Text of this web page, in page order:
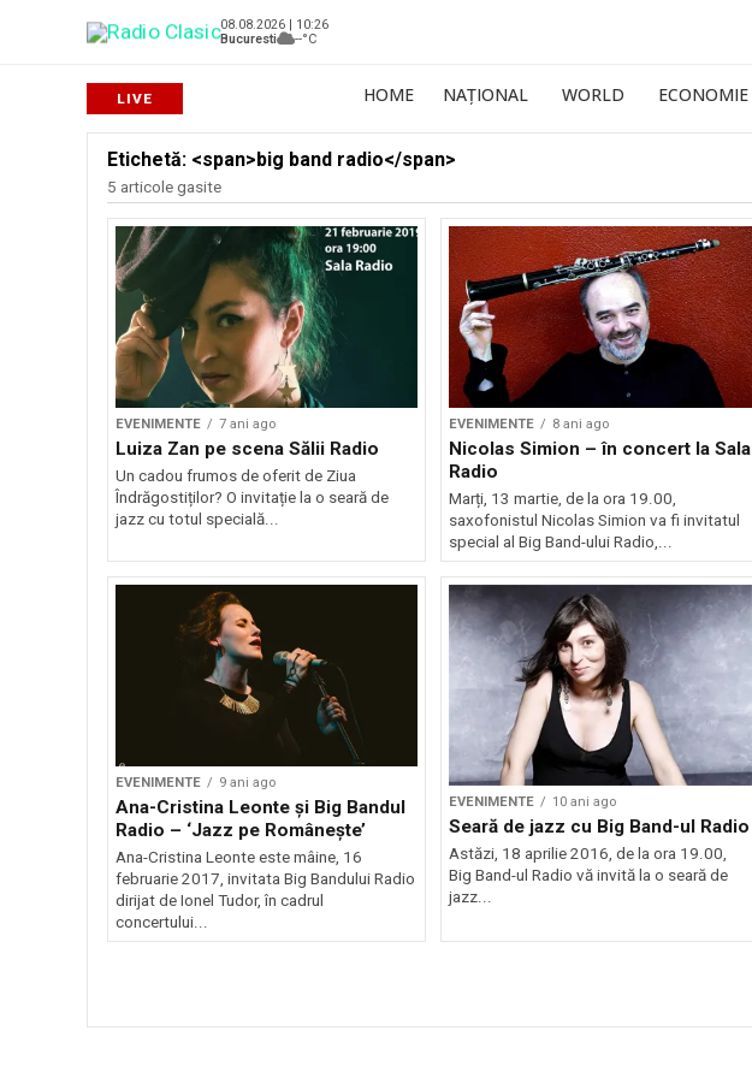
08.08.2026 | 10:26
Bucuresti
--°C
HOME NAȚIONAL WORLD ECONOMIE
Etichetă: <span>big band radio</span>
5 articole gasite
EVENIMENTE 7 ani ago
Luiza Zan pe scena Sălii Radio
Un cadou frumos de oferit de Ziua
Îndrăgostiților? O invitație la o seară de
jazz cu totul specială...
EVENIMENTE 8 ani ago
Nicolas Simion – în concert la Sala
Radio
Marți, 13 martie, de la ora 19.00,
saxofonistul Nicolas Simion va fi invitatul
special al Big Band-ului Radio,...
EVENIMENTE 9 ani ago
Ana-Cristina Leonte şi Big Bandul
Radio – ‘Jazz pe Româneşte’
Ana-Cristina Leonte este mâine, 16
februarie 2017, invitata Big Bandului Radio
dirijat de Ionel Tudor, în cadrul
concertului...
EVENIMENTE 10 ani ago
Seară de jazz cu Big Band-ul Radio
Astăzi, 18 aprilie 2016, de la ora 19.00,
Big Band-ul Radio vă invită la o seară de
jazz...